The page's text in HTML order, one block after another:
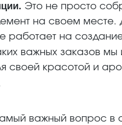
Это не просто
на своем
на
важных заказов
своей красотой и
важный вопрос в